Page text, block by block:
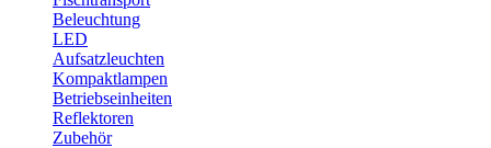
Beleuchtung
LED
Aufsatzleuchten
Kompaktlampen
Betriebseinheiten
Reflektoren
Zubehör